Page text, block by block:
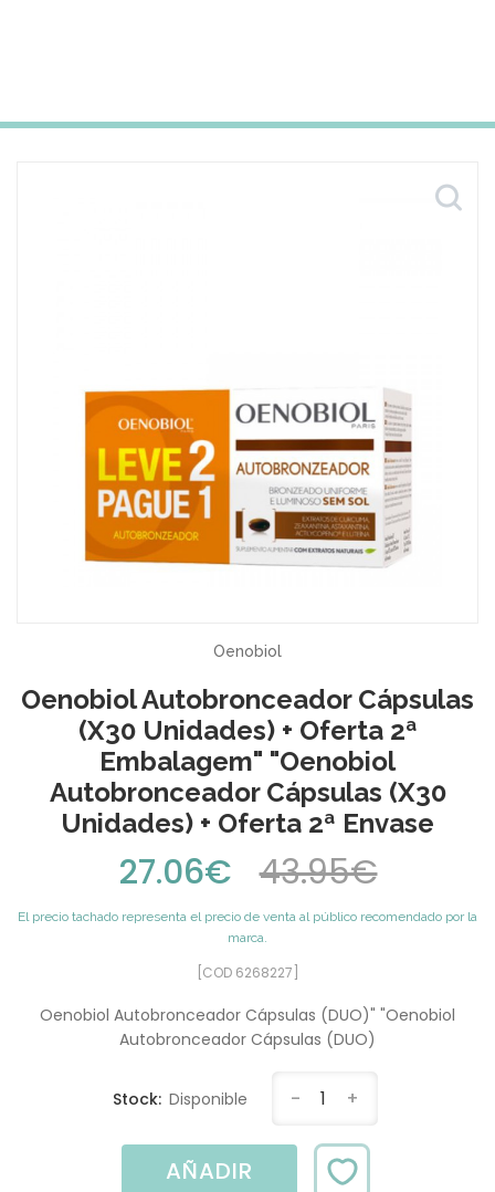
Oenobiol
Oenobiol Autobronceador Cápsulas
(x30 Unidades) + Oferta 2ª
Embalagem" "Oenobiol
Autobronceador Cápsulas (x30
Unidades) + Oferta 2ª Envase
27.06€ 43.95€
El precio tachado representa el precio de venta al público recomendado por la
marca.
[COD 6268227]
Oenobiol Autobronceador Cápsulas (DUO)" "Oenobiol
Autobronceador Cápsulas (DUO)
Stock: Disponible - 1 +
AÑADIR